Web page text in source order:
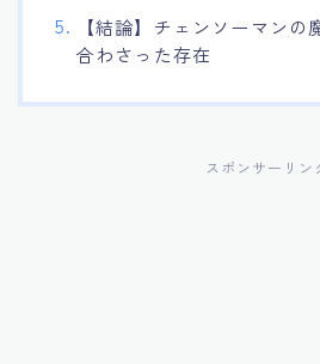
【結論】チェンソーマン
合わさった存在
スポンサーリン